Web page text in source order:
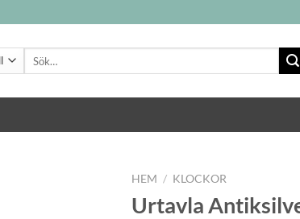
HEM / KLOCKOR
Urtavla